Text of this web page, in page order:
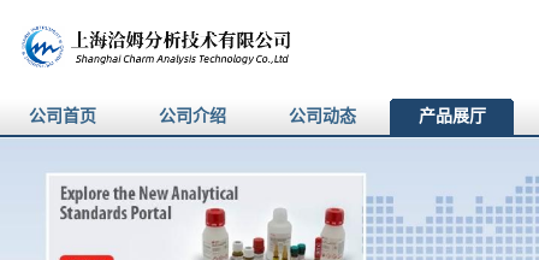
公司首页 公司介绍 公司动态 产品展厅